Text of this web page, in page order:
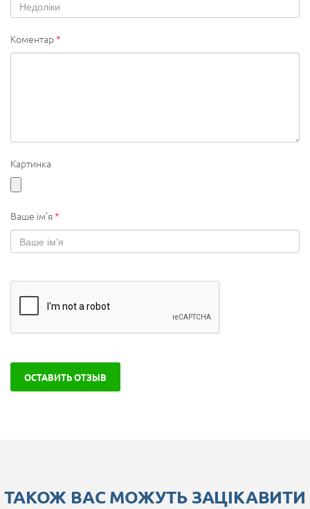
Коментар*
Картинка
Ваше ім'я*
ОСТАВИТЬ ОТЗЫВ
ТАКОЖ ВАС МОЖУТЬ ЗАЦІКАВИТИ